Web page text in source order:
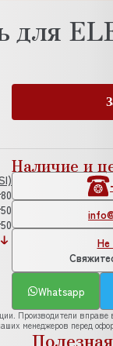
для
80
50
50
Наличие и
Не
Whatsapp
Производители вправе
менеджеров перед